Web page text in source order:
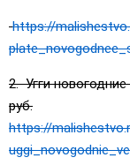
https://
2. Угги
руб.
https://